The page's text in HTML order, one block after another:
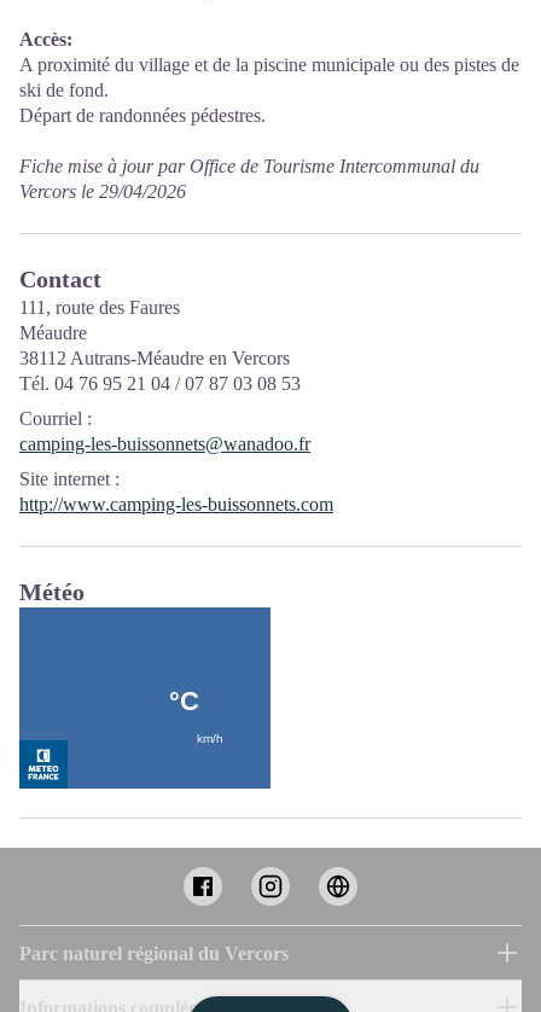
Accès:
A proximité du village et de la piscine municipale ou des pistes de
ski de fond.
Départ de randonnées pédestres.
Fiche mise à jour par Office de Tourisme Intercommunal du
Vercors le 29/04/2026
Contact
111, route des Faures
Méaudre
38112 Autrans-Méaudre en Vercors
Tél. 04 76 95 21 04 / 07 87 03 08 53
Courriel :
camping-les-buissonnets@wanadoo.fr
Site internet :
http://www.camping-les-buissonnets.com
Météo
Parc naturel régional du Vercors
Informations complémentaires